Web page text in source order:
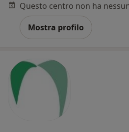
Mostra profilo